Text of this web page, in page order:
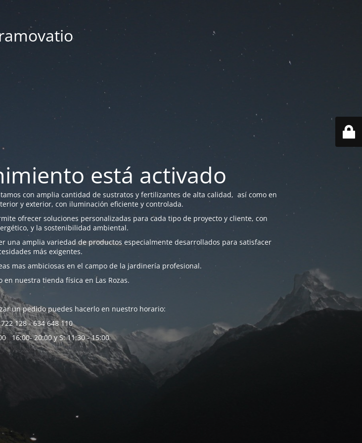
está activado
con amplia cantidad de sustratos y fertilizantes de alta calidad, así como en
y exterior, con iluminación eficiente y controlada.
ofrecer soluciones personalizadas para cada tipo de proyecto y cliente, con
y la sostenibilidad ambiental.
una amplia variedad de productos especialmente desarrollados para satisfacer
más exigentes.
mas ambiciosas en el campo de la jardinería profesional.
en nuestra tienda física en Las Rozas.
un pedido puedes hacerlo en nuestro horario:
128 - 634 648 110
16:00- 20:00 y S: 11:30 - 15:00